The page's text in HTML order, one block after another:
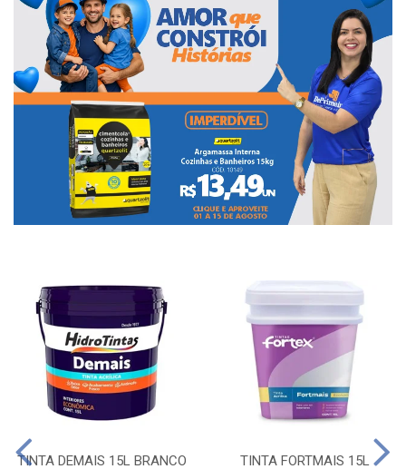
TINTA DEMAIS 15L BRANCO TINTA FORTMAIS 15L